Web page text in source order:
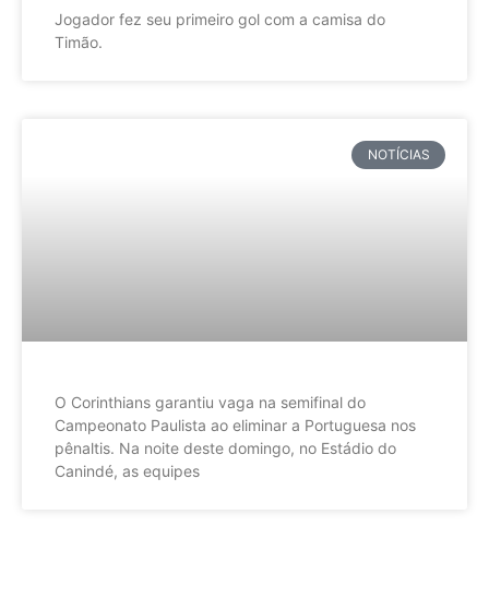
Jogador fez seu primeiro gol com a camisa do
Timão.
NOTÍCIAS
O Corinthians garantiu vaga na semifinal do
Campeonato Paulista ao eliminar a Portuguesa nos
pênaltis. Na noite deste domingo, no Estádio do
Canindé, as equipes